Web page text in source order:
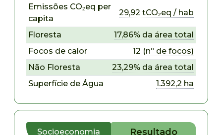
Emissões CO₂eq per
capita
29,92 tCO₂eq / hab
Floresta
17,86% da área total
Focos de calor
12 (nº de focos)
Não Floresta
23,29% da área total
Superfície de Água
1.392,2 ha
Socioeconomia Resultado